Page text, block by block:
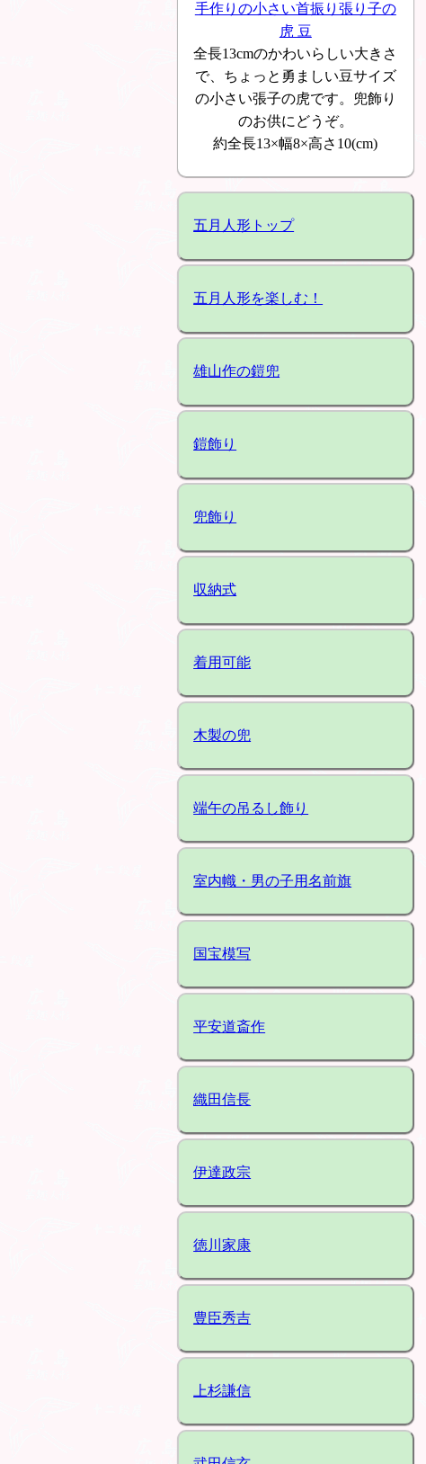
手作りの小さい首振り張り子の
虎 豆
全長13cmのかわいらしい大きさ
で、ちょっと勇ましい豆サイズ
の小さい張子の虎です。兜飾り
のお供にどうぞ。
約全長13×幅8×高さ10(cm)
五月人形トップ
五月人形を楽しむ！
雄山作の鎧兜
鎧飾り
兜飾り
収納式
着用可能
木製の兜
端午の吊るし飾り
室内幟・男の子用名前旗
国宝模写
平安道斎作
織田信長
伊達政宗
徳川家康
豊臣秀吉
上杉謙信